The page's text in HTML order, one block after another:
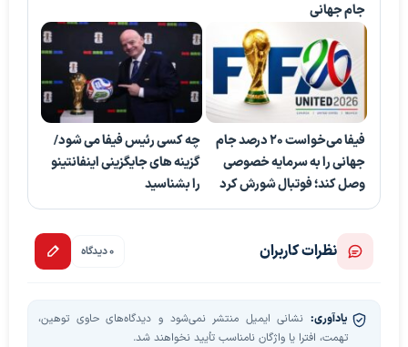
جام جهانی
فیفا می‌خواست ۲۰ درصد جام
جهانی را به سرمایه خصوصی
وصل کند؛ فوتبال شورش کرد
چه کسی رئیس فیفا می شود/
گزینه های جایگزینی اینفانتینو
را بشناسید
نظرات کاربران 0 دیدگاه
یادآوری: نشانی ایمیل منتشر نمی‌شود و دیدگاه‌های حاوی توهین،
تهمت، افترا یا واژگان نامناسب تأیید نخواهند شد.